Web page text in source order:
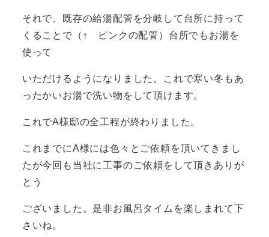
それで、既存の給湯配管を分岐して台所に持って
くることで（↑ ピンクの配管）台所でもお湯を
使って
いただけるようになりました。これで寒い冬もあ
ったかいお湯で洗い物をして頂けます。
これでA様邸の全工程が終わりました。
これまでにA様には色々とご依頼を頂いてきまし
たが今回も当社に工事のご依頼をして頂きありが
とう
ございました。是非お風呂タイムを楽しまれて下
さいね。